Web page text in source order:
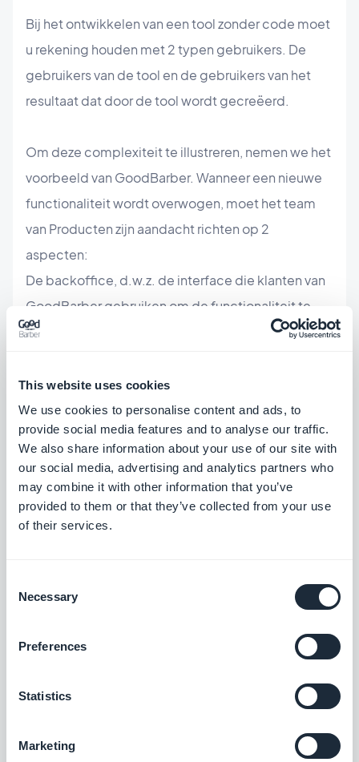
This website uses cookies
We use cookies to personalise content and ads, to
provide social media features and to analyse our traffic.
We also share information about your use of our site with
our social media, advertising and analytics partners who
may combine it with other information that you’ve
provided to them or that they’ve collected from your use
of their services.
Selection
Necessary
Preferences
Statistics
Marketing
Bij het ontwikkelen van een tool zonder code moet
u rekening houden met 2 typen gebruikers. De
gebruikers van de tool en de gebruikers van het
resultaat dat door de tool wordt gecreëerd.
Om deze complexiteit te illustreren, nemen we het
voorbeeld van GoodBarber. Wanneer een nieuwe
functionaliteit wordt overwogen, moet het team
van Producten zijn aandacht richten op 2
aspecten:
De backoffice, d.w.z. de interface die klanten van
GoodBarber gebruiken om de functionaliteit te
gebruiken
waarop de functionaliteit op de telefoons van de
eindgebruikers zal werken, rekening houdend met
de specifieke kenmerken van elk platform (iOS,
Android, PWA).
Een no-code tool bouwen betekent dingen
De gebruikerservaring op elk backoffice-scherm
moet zo intuïtief mogelijk zijn. Dezelfde vereiste
GoodBarber gemaakt worden.
Het streven naar vereenvoudiging betekent dat er